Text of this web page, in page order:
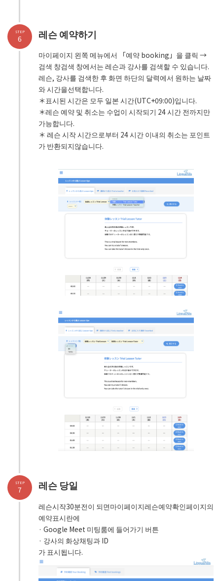
레슨 예약하기
마이페이지 왼쪽 메뉴에서 「예약 booking」을 클릭 →
검색 창검색 창에서는 레슨과 강사를 검색할 수 있습니다.
레슨, 강사를 검색한 후 화면 하단의 달력에서 원하는 날짜
와 시간을선택합니다.
＊표시된 시간은 모두 일본 시간(UTC+09:00)입니다.
＊레슨 예약 및 취소는 수업이 시작되기 24 시간 전까지만
가능합니다.
＊ 레슨 시작 시간으로부터 24 시간 이내의 취소는 포인트
가 반환되지않습니다.
STEP
6
레슨 당일
레슨시작30분전이 되면마이페이지레슨예약확인페이지의
예약표시란에
· Google Meet 미팅룸에 들어가기 버튼
· 강사의 화상채팅과 ID
가 표시됩니다.
STEP
7